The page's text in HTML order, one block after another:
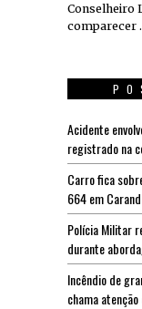
Conselheiro
comparecer
Acidente
registrado na
Carro fica
664 em
Polícia Militar
durante
Incêndio de
chama